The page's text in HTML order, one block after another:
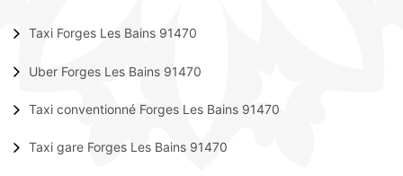
Taxi Forges Les Bains 91470
Uber Forges Les Bains 91470
Taxi conventionné Forges Les Bains 91470
Taxi gare Forges Les Bains 91470